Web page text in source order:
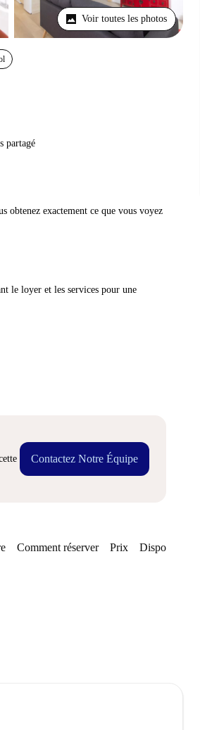
Voir toutes les photos
partagé
obtenez exactement ce que vous voyez
le loyer et les services pour une
Contactez Notre Équipe
Comment réserver Prix Disponibilités